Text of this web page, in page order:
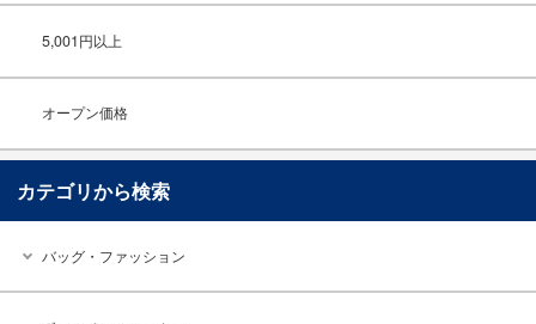
5,001円以上
オープン価格
カテゴリから検索
バッグ・ファッション